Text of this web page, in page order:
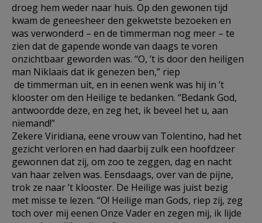
droeg hem weder naar huis. Op den gewonen tijd
kwam de geneesheer den gekwetste bezoeken en
was verwonderd – en de timmerman nog meer – te
zien dat de gapende wonde van daags te voren
onzichtbaar geworden was. “O, ’t is door den heiligen
man Niklaais dat ik genezen ben,” riep
de timmerman uit, en in eenen wenk was hij in ’t
klooster om den Heilige te bedanken. “Bedank God,
antwoordde deze, en zeg het, ik beveel het u, aan
niemand!”
Zekere Viridiana, eene vrouw van Tolentino, had het
gezicht verloren en had daarbij zulk een hoofdzeer
gewonnen dat zij, om zoo te zeggen, dag en nacht
van haar zelven was. Eensdaags, over van de pijne,
trok ze naar ’t klooster. De Heilige was juist bezig
met misse te lezen. “O! Heilige man Gods, riep zij, zeg
toch over mij eenen Onze Vader en zegen mij, ik lijde